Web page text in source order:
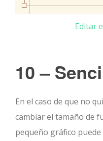
Editar
10 –
En el caso de que no
cambiar el tamaño de
pequeño gráfico